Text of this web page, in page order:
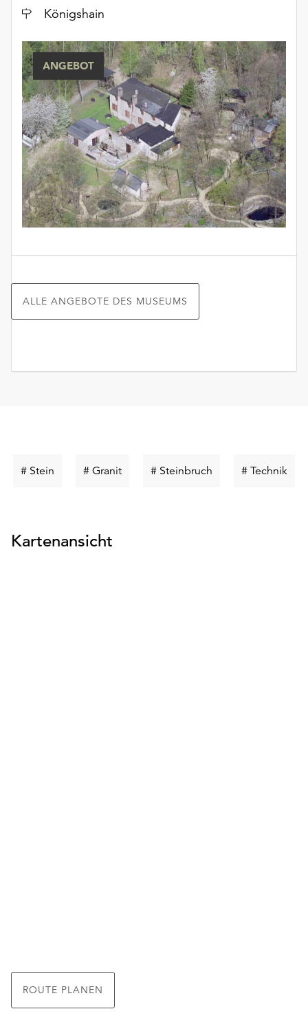
Ort Königshain
ANGEBOT
ALLE ANGEBOTE DES MUSEUMS
# Stein Schlüsselwort
# GranitSchlüsselwort
# Steinbruch Schlüsselwort
# Technik
Kartenansicht
ROUTE PLANEN